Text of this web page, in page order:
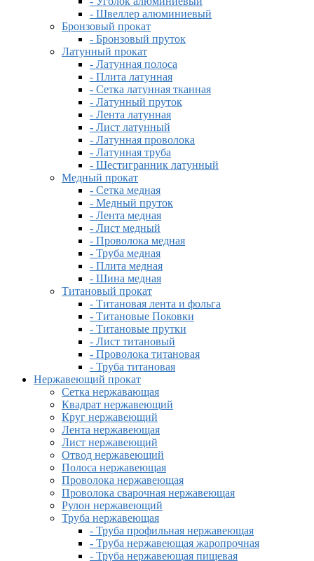
- Швеллер алюминиевый
Бронзовый прокат
- Бронзовый пруток
Латунный прокат
- Латунная полоса
- Плита латунная
- Сетка латунная тканная
- Латунный пруток
- Лента латунная
- Лист латунный
- Латунная проволока
- Латунная труба
- Шестигранник латунный
Медный прокат
- Сетка медная
- Медный пруток
- Лента медная
- Лист медный
- Проволока медная
- Труба медная
- Плита медная
- Шина медная
Титановый прокат
- Титановая лента и фольга
- Титановые Поковки
- Титановые прутки
- Лист титановый
- Проволока титановая
- Труба титановая
Нержавеющий прокат
Сетка нержавающая
Квадрат нержавеющий
Круг нержавеющий
Лента нержавеющая
Лист нержавеющий
Отвод нержавеющий
Полоса нержавеющая
Проволока нержавеющая
Проволока сварочная нержавеющая
Рулон нержавеющий
Труба нержавеющая
- Труба профильная нержавеющая
- Труба нержавеющая жаропрочная
- Труба нержавеющая пищевая